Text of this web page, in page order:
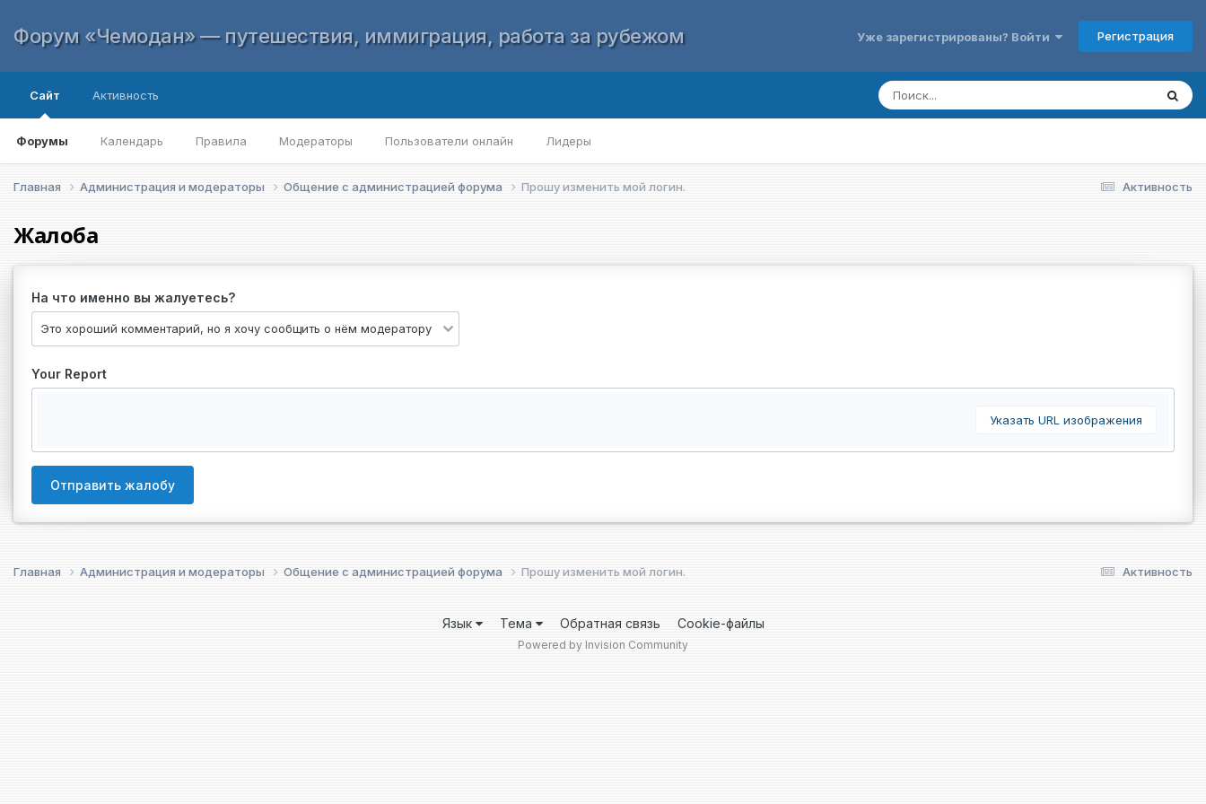
Форум «Чемодан» — путешествия, иммиграция, работа за рубежом Уже зарегистрированы? Войти Регистрация
Сайт
Форумы Календарь Правила Модераторы Пользователи онлайн Лидеры
Активность
Активность
Главная Администрация и модераторы Общение с администрацией форума Прошу изменить мой логин.
Жалоба
На что именно вы жалуетесь?
Your Report
Указать URL изображения
Отправить жалобу
Активность
Главная Администрация и модераторы Общение с администрацией форума Прошу изменить мой логин.
Язык Тема Обратная связь Cookie-файлы
Powered by Invision Community